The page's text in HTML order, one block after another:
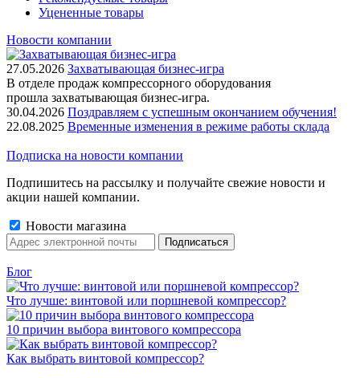
Уцененные товары
Новости компании
27.05.2026 Захватывающая бизнес-игра
В отделе продаж компрессорного оборудования
прошла захватывающая бизнес-игра.
30.04.2026 Поздравляем с успешным окончанием обучения!
22.08.2025 Временные изменения в режиме работы склада
Подписка на новости компании
Подпишитесь на рассылку и получайте свежие новости и
акции нашей компании.
Новости магазина
Блог
Что лучше: винтовой или поршневой компрессор?
10 причин выбора винтового компрессора
Как выбрать винтовой компрессор?